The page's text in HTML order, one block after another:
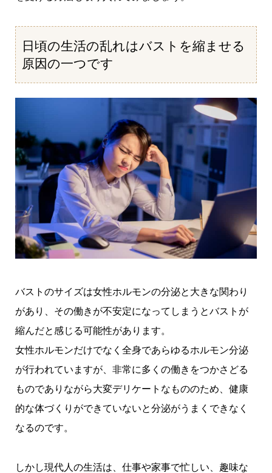
日頃の生活の乱れはバストを縮ませる
原因の一つです
バストのサイズは女性ホルモンの分泌と大きな関わり
があり、その働きが不安定になってしまうとバストが
縮んだと感じる可能性があります。
女性ホルモンだけでなく全身であらゆるホルモン分泌
が行われていますが、非常に多くの働きをつかさどる
ものでありながら大変デリケートなもののため、健康
的な体づくりができていないと分泌がうまくできなく
なるのです。
しかし現代人の生活は、仕事や家事で忙しい、趣味な